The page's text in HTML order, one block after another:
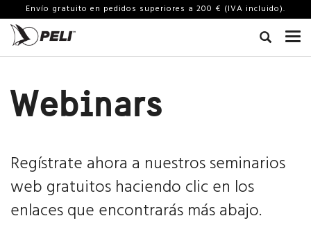
Envío gratuito en pedidos superiores a 200 € (IVA incluido).
Webinars
Regístrate ahora a nuestros seminarios
web gratuitos haciendo clic en los
enlaces que encontrarás más abajo.